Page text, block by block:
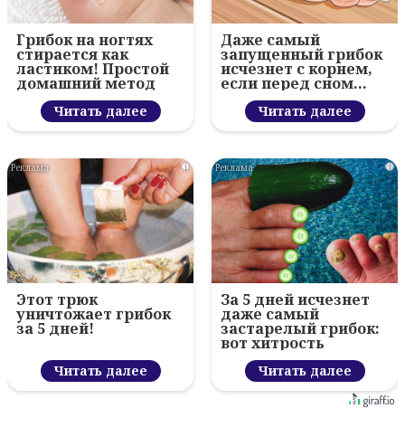
Грибок на ногтях
стирается как
ластиком! Простой
домашний метод
Читать далее
Даже самый
запущенный грибок
исчезнет с корнем,
если перед сном…
Читать далее
i
Этот трюк
уничтожает грибок
за 5 дней!
Читать далее
i
За 5 дней исчезнет
даже самый
застарелый грибок:
вот хитрость
Читать далее